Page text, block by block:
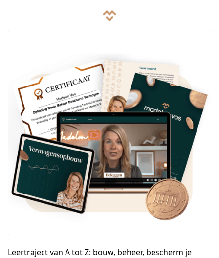
Leertraject van A tot Z: bouw, beheer, bescherm je